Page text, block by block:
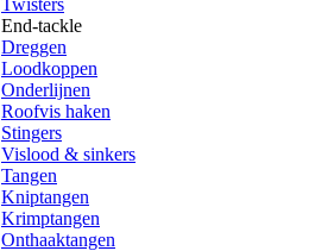
Twisters
End-tackle
Dreggen
Loodkoppen
Onderlijnen
Roofvis haken
Stingers
Vislood & sinkers
Tangen
Kniptangen
Krimptangen
Onthaaktangen